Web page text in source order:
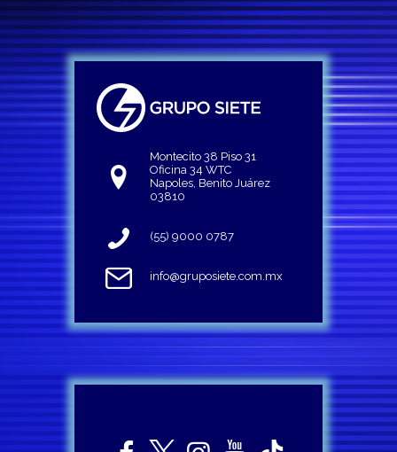
Montecito 38 Piso 31
Oficina 34 WTC
Napoles, Benito Juárez
03810
(55) 9000 0787
info@gruposiete.com.mx